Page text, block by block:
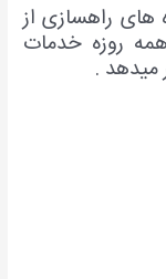
های راهسازی از
روزه خدمات
میدهد .